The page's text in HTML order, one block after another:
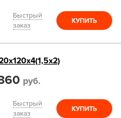
Быстрый
заказ
КУПИТЬ
руб.
Быстрый
заказ
КУПИТЬ